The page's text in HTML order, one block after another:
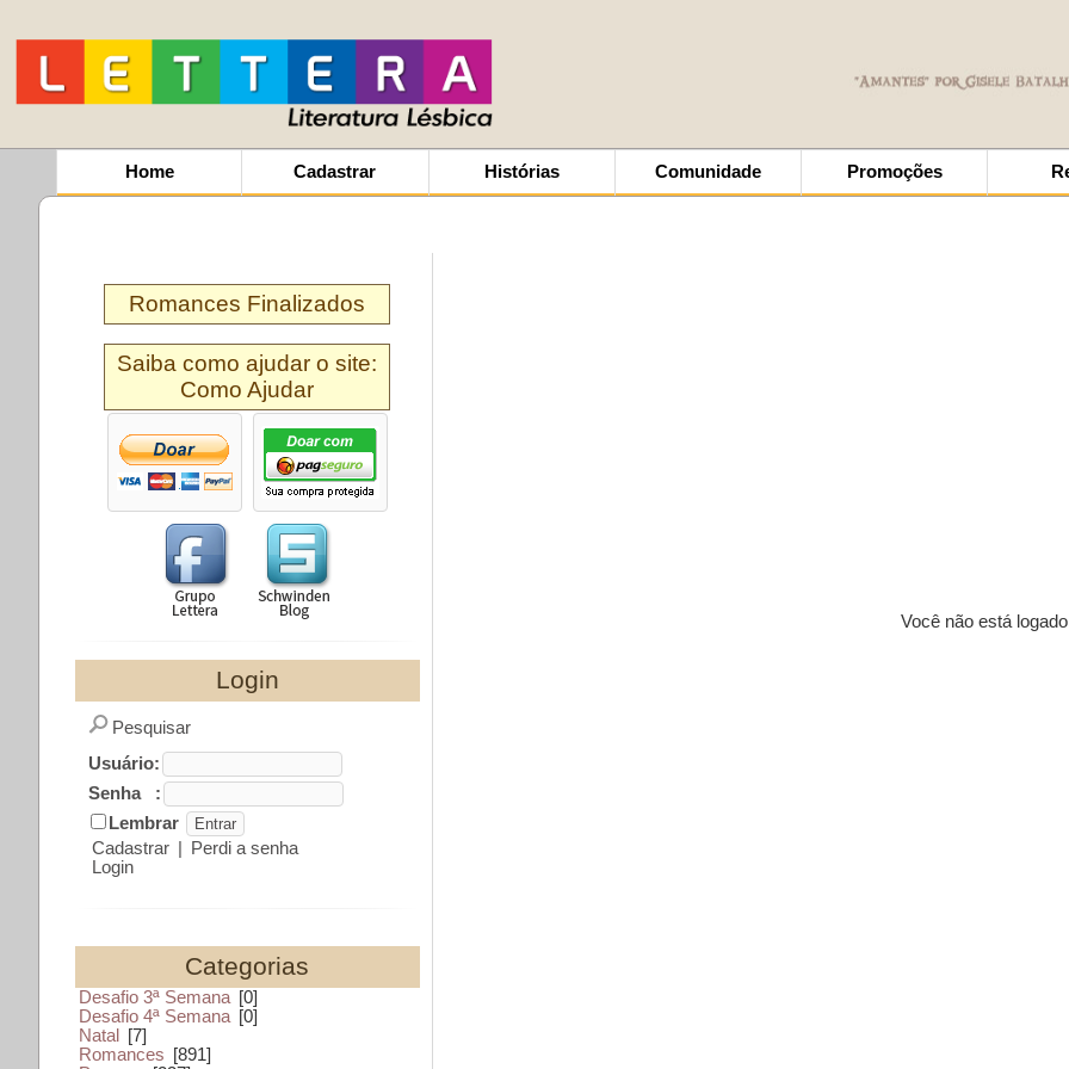
Home Cadastrar Histórias Comunidade Promoções
Romances Finalizados
Saiba como ajudar o site:
Como Ajudar
Login
Pesquisar
Usuário:
Senha :
Lembrar
Cadastrar
Perdi a senha
Login
Categorias
Desafio 3ª Semana [0]
Desafio 4ª Semana [0]
Natal
[7]
Romances
[891]
Você não está